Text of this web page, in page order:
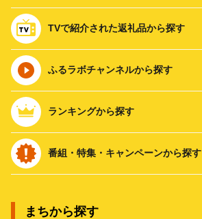
TVで紹介された返礼品から探す
ふるラボチャンネルから探す
ランキングから探す
番組・特集・キャンペーンから探す
まちから探す